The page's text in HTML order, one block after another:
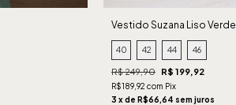
Vestido Suzana Liso Verde
40 42 44 46
R$ 249,90 R$ 199,92
R$189,92 com Pix
3 x de R$66,64 sem juros